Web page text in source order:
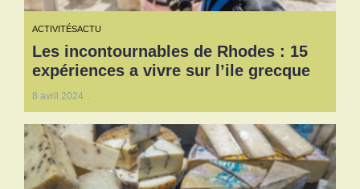
ACTIVITÉSACTU
Les incontournables de Rhodes : 15
expériences a vivre sur l’ile grecque
8 avril 2024